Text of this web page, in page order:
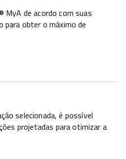
MyA de acordo com suas
para obter o máximo de
selecionada, é possível
projetadas para otimizar a